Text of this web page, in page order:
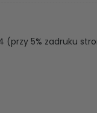
(przy 5% zadruku